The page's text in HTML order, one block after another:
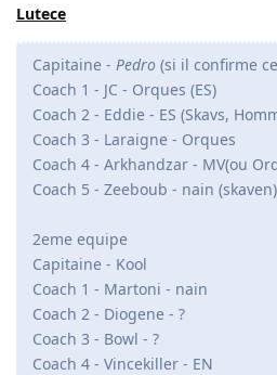
Lutece
Capitaine - Pedro (si il confirme
Coach 1 - JC - Orques (ES)
Coach 2 - Eddie - ES (Skavs,
Coach 3 - Laraigne - Orques
Coach 4 - Arkhandzar - MV(ou
Coach 5 - Zeeboub - nain (skaven)
2eme equipe
Capitaine - Kool
Coach 1 - Martoni - nain
Coach 2 - Diogene - ?
Coach 3 - Bowl - ?
Coach 4 - Vincekiller - EN